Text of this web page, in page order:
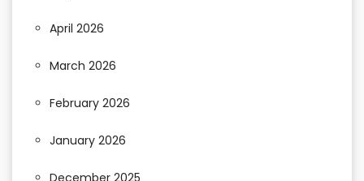
April 2026
March 2026
February 2026
January 2026
December 2025